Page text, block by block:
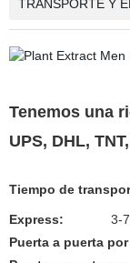
TRANSPORTE Y
Tenemos una
UPS, DHL,
Tiempo de
Express:
3-7
Puerta a puertapor